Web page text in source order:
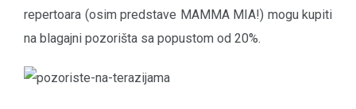
repertoara (osim predstave MAMMA MIA!) mogu kupiti
na blagajni pozorišta sa popustom od 20%.